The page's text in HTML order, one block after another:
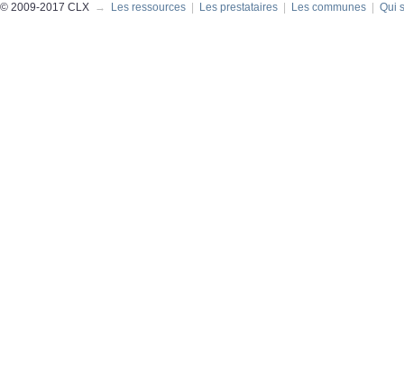
© 2009-2017 CLX → Les ressources Les prestataires Les communes Qui